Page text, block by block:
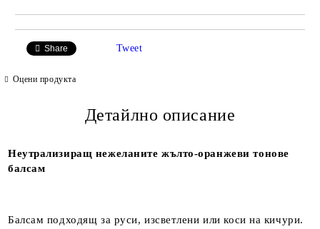
Share Tweet
Оцени продукта
Детайлно описание
Неутрализиращ нежеланите жълто-оранжеви тонове
балсам
Балсам подходящ за руси, изсветлени или коси на кичури.